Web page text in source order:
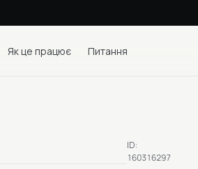
Як це працює Питання
ID:
160316297